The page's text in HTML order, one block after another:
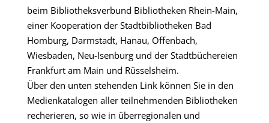
beim Bibliotheksverbund Bibliotheken Rhein-Main,
einer Kooperation der Stadtbibliotheken Bad
Homburg, Darmstadt, Hanau, Offenbach,
Wiesbaden, Neu-Isenburg und der Stadtbüchereien
Frankfurt am Main und Rüsselsheim.
Über den unten stehenden Link können Sie in den
Medienkatalogen aller teilnehmenden Bibliotheken
recherieren, so wie in überregionalen und